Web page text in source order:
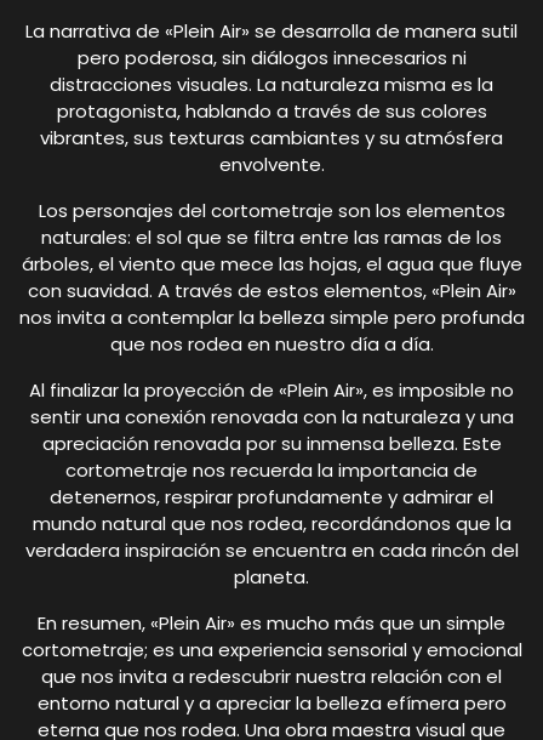
La narrativa de «Plein Air» se desarrolla de manera sutil
pero poderosa, sin diálogos innecesarios ni
distracciones visuales. La naturaleza misma es la
protagonista, hablando a través de sus colores
vibrantes, sus texturas cambiantes y su atmósfera
envolvente.
Los personajes del cortometraje son los elementos
naturales: el sol que se filtra entre las ramas de los
árboles, el viento que mece las hojas, el agua que fluye
con suavidad. A través de estos elementos, «Plein Air»
nos invita a contemplar la belleza simple pero profunda
que nos rodea en nuestro día a día.
Al finalizar la proyección de «Plein Air», es imposible no
sentir una conexión renovada con la naturaleza y una
apreciación renovada por su inmensa belleza. Este
cortometraje nos recuerda la importancia de
detenernos, respirar profundamente y admirar el
mundo natural que nos rodea, recordándonos que la
verdadera inspiración se encuentra en cada rincón del
planeta.
En resumen, «Plein Air» es mucho más que un simple
cortometraje; es una experiencia sensorial y emocional
que nos invita a redescubrir nuestra relación con el
entorno natural y a apreciar la belleza efímera pero
eterna que nos rodea. Una obra maestra visual que